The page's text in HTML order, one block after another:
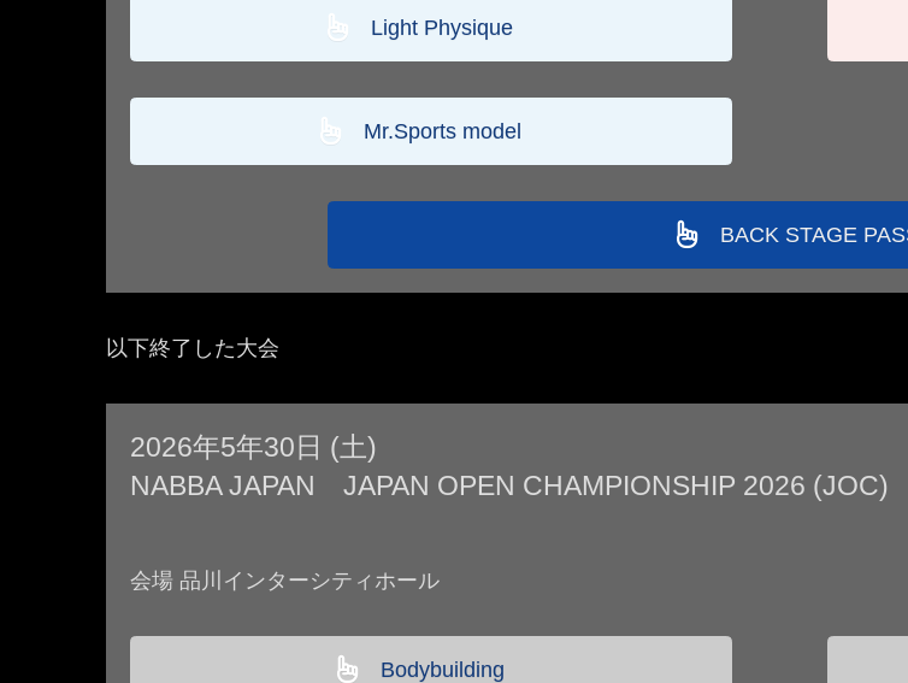
Light Physique
Mr.Sports model
BACK STAGE
以下終了した大会
2026年5年30日 (土)
NABBA JAPAN JAPAN OPEN CHAMPIONSHIP 2026 (JOC)
会場 品川インターシティホール
Bodybuilding